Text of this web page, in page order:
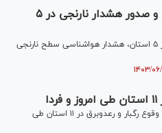
تشدید ناپایداری‌های موسمی و صدور هشدار نارنجی در ۵
در پی تشدید ناپایداری‌های موسمی در ۵ استان، هشدار هواشناسی سطح نارنجی
کارشناس سازمان هواشناسی از احتمال وقوع رگبار و رعدوبرق در ۱۱ استان طی